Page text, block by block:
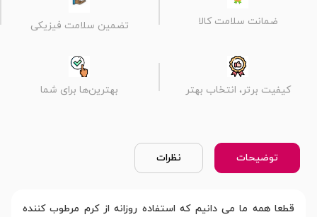
ضمانت سلامت کالا تضمین سلامت فیزیکی
کیفیت برتر، انتخاب بهتر بهترین‌ها برای شما
توضیحات نظرات
قطعا همه ما می دانیم که استفاده روزانه از کرم مرطوب کننده